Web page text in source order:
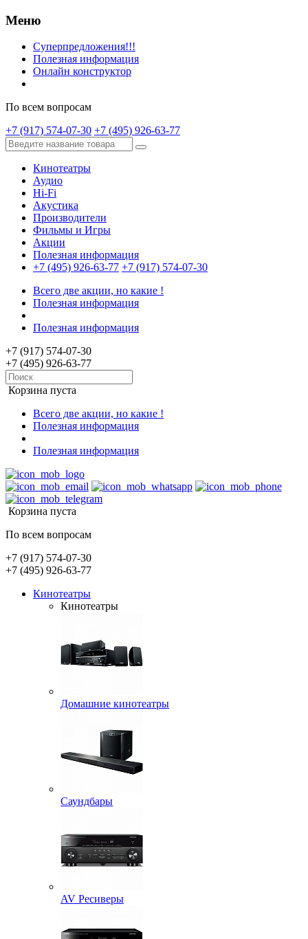
Меню
Суперпредложения!!!
Полезная информация
Онлайн конструктор
По всем вопросам
+7 (917) 574-07-30 +7 (495) 926-63-77
Кинотеатры
Аудио
Hi-Fi
Акустика
Производители
Фильмы и Игры
Акции
Полезная информация
+7 (495) 926-63-77 +7 (917) 574-07-30
Всего две акции, но какие !
Полезная информация
Полезная информация
+7 (917) 574-07-30
+7 (495) 926-63-77
Корзина пуста
Всего две акции, но какие !
Полезная информация
Полезная информация
Корзина пуста
По всем вопросам
+7 (917) 574-07-30
+7 (495) 926-63-77
Кинотеатры
Кинотеатры
Домашние кинотеатры
Саундбары
AV Ресиверы